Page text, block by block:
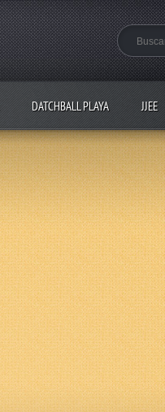
DATCHBALL PLAYA JJEE